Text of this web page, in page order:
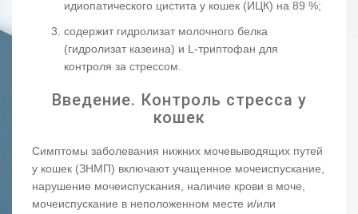
идиопатического цистита у кошек (ИЦК) на 89 %;
содержит гидролизат молочного белка
(гидролизат казеина) и L-триптофан для
контроля за стрессом.
Введение. Контроль стресса у
кошек
Симптомы заболевания нижних мочевыводящих путей
у кошек (ЗНМП) включают учащенное мочеиспускание,
нарушение мочеиспускания, наличие крови в моче,
мочеиспускание в неположенном месте и/или